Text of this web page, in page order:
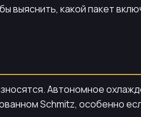
выяснить, какой пакет
Автономное
Schmitz, особенно